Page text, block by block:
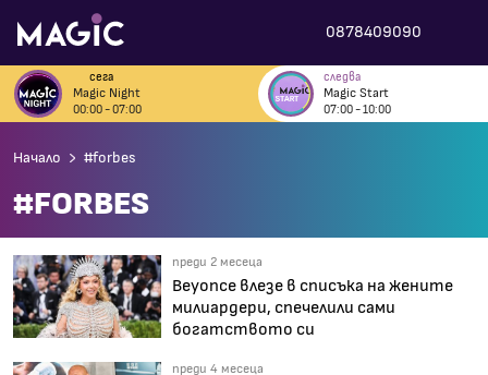
0878409090
сега
Magic Night
00:00 - 07:00
следва
Magic Start
07:00 - 10:00
Начало #forbes
#FORBES
преди 2 месеца
Beyonce влезе в списъка на жените
милиардери, спечелили сами
богатството си
преди 4 месеца